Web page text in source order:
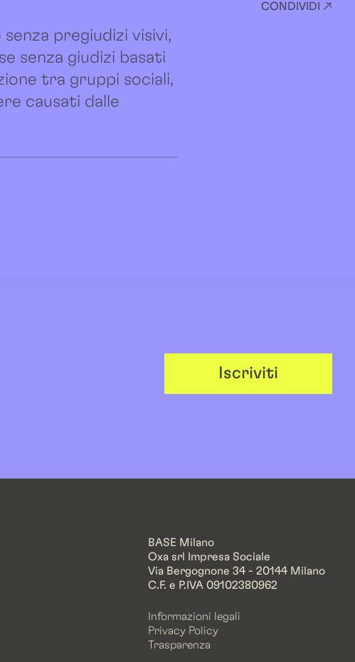
CONDIVIDI ↗
pregiudizi visivi,
senza giudizi basati
tra gruppi sociali,
causati dalle
Iscriviti
BASE Milano
Oxa srl Impresa Sociale
Via Bergognone 34 - 20144 Milano
C.F. e P.IVA 09102380962
Informazioni legali
Privacy Policy
Trasparenza